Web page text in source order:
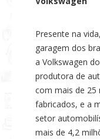
Presente na
garagem dos
a Volkswagen
produtora de
com mais de 25
fabricados, e a
setor
mais de 4,2